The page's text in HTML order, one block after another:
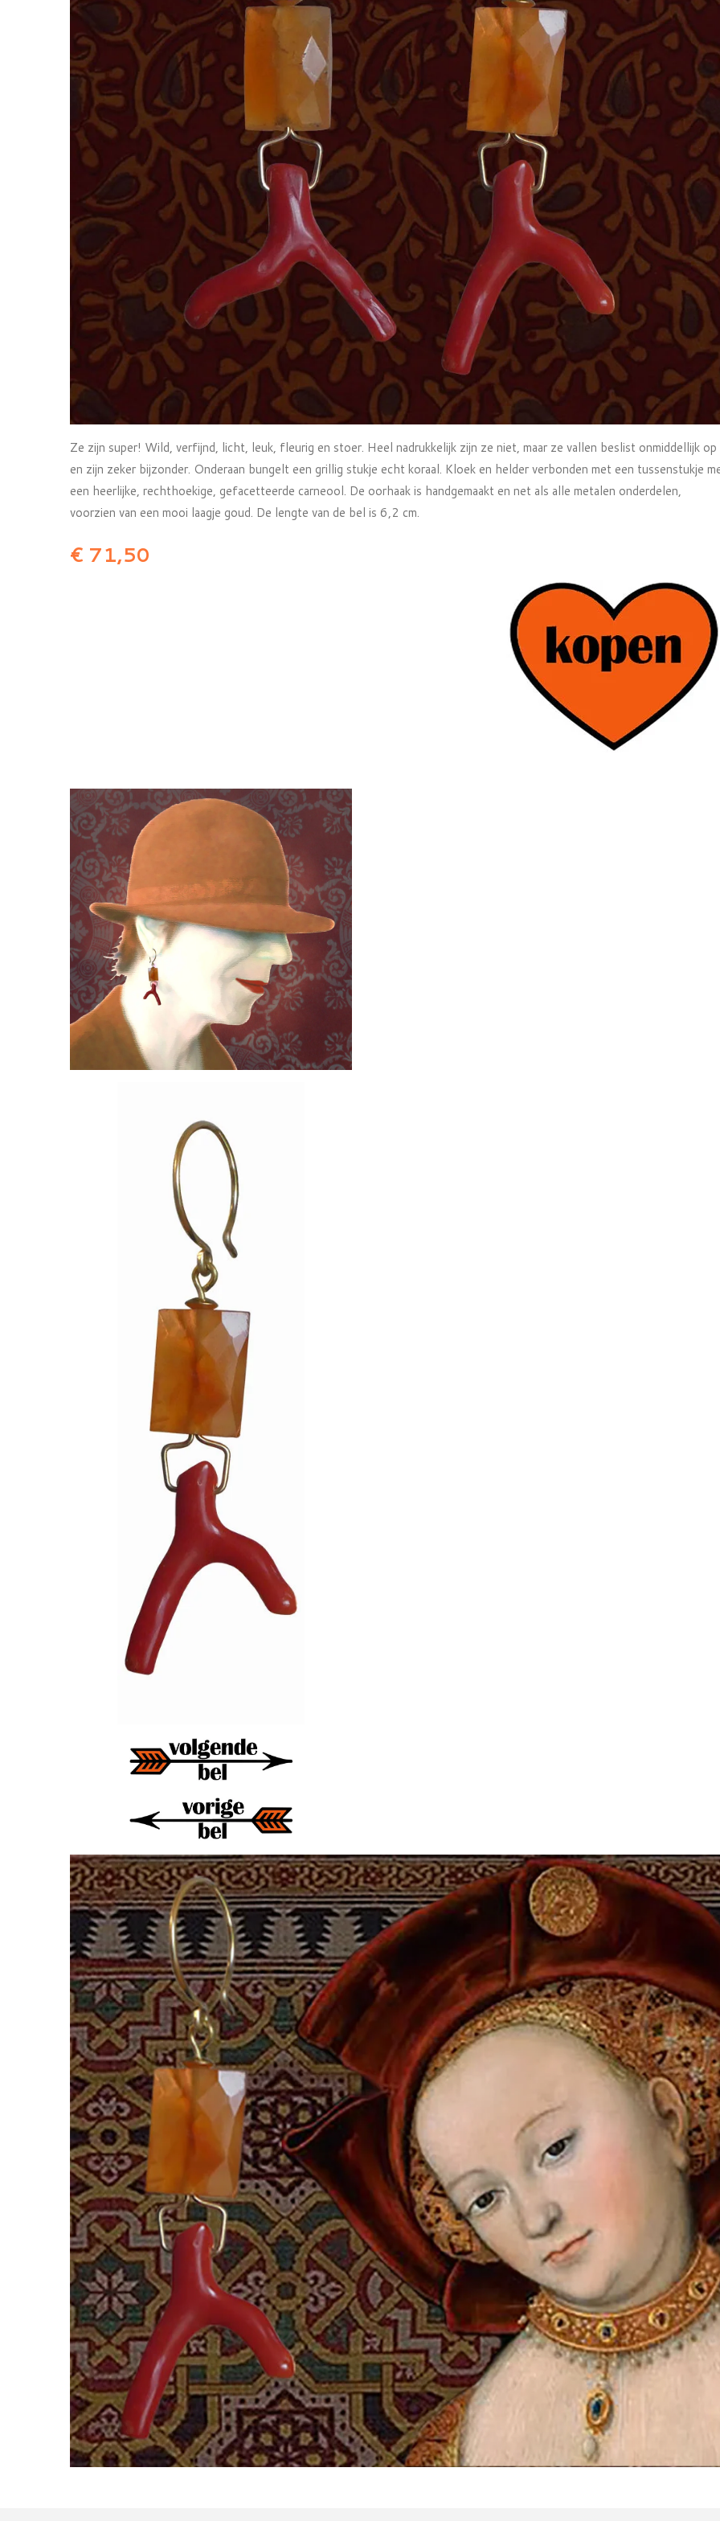
Ze zijn super! Wild, verfijnd, licht, leuk, fleurig en stoer. Heel nadrukkelijk zijn ze niet, maar ze vallen beslist onmiddellijk op
en zijn zeker bijzonder. Onderaan bungelt een grillig stukje echt koraal. Kloek en helder verbonden met een tussenstukje
een heerlijke, rechthoekige, gefacetteerde carneool. De oorhaak is handgemaakt en net als alle metalen onderdelen,
voorzien van een mooi laagje goud. De lengte van de bel is 6,2 cm.
€ 71,50